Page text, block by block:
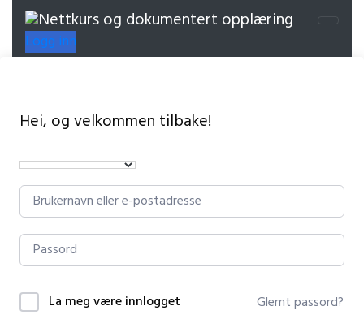
Logg inn
Hei, og velkommen tilbake!
La meg være innlogget Glemt passord?